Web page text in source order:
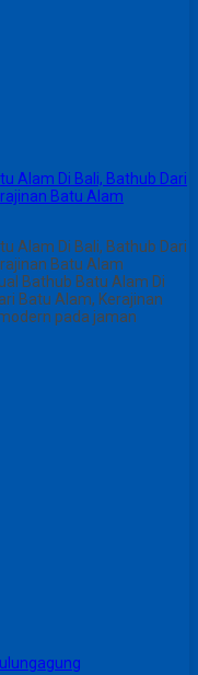
Alam Di Bali, Bathub Dari
Batu Alam
Alam Di Bali, Bathub Dari
Batu Alam
Bathub Batu Alam Di
Batu Alam, Kerajinan
pada jaman